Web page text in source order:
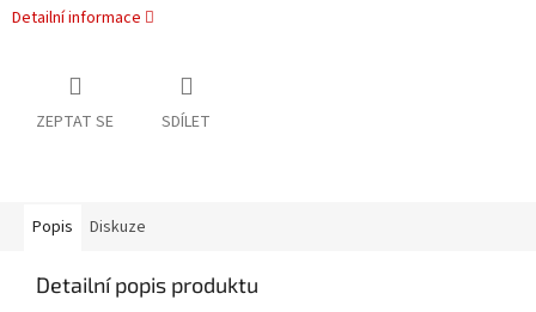
Detailní informace
ZEPTAT SE SDÍLET
Popis Diskuze
Detailní popis produktu